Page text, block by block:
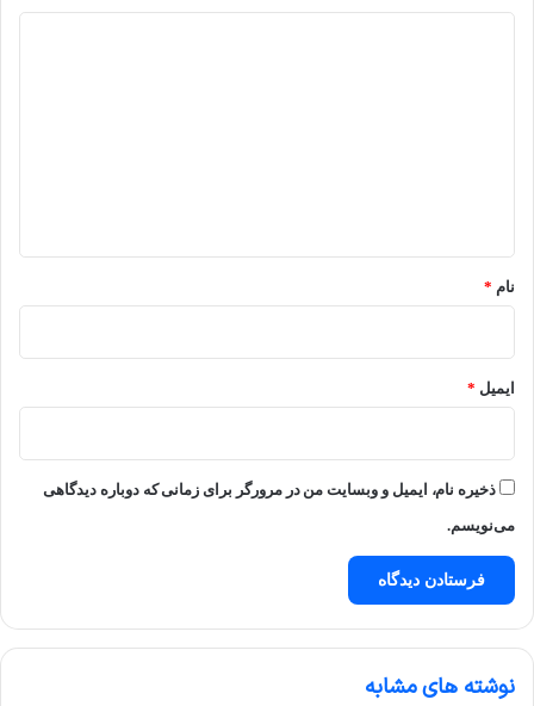
نام *
ایمیل *
ذخیره نام، ایمیل و وبسایت من در مرورگر برای زمانی که دوباره دیدگاهی
می‌نویسم.
نوشته های مشابه